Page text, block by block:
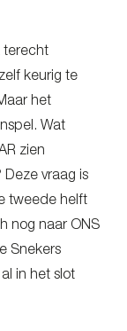
terecht
keurig te
het
Wat
zien
vraag is
tweede helft
nog naar ONS
Snekers
in het slot